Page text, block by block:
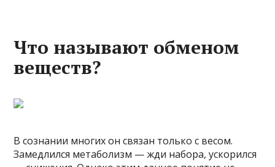
Что называют обменом
веществ?
В сознании многих он связан только с весом.
Замедлился метаболизм — жди набора, ускорился